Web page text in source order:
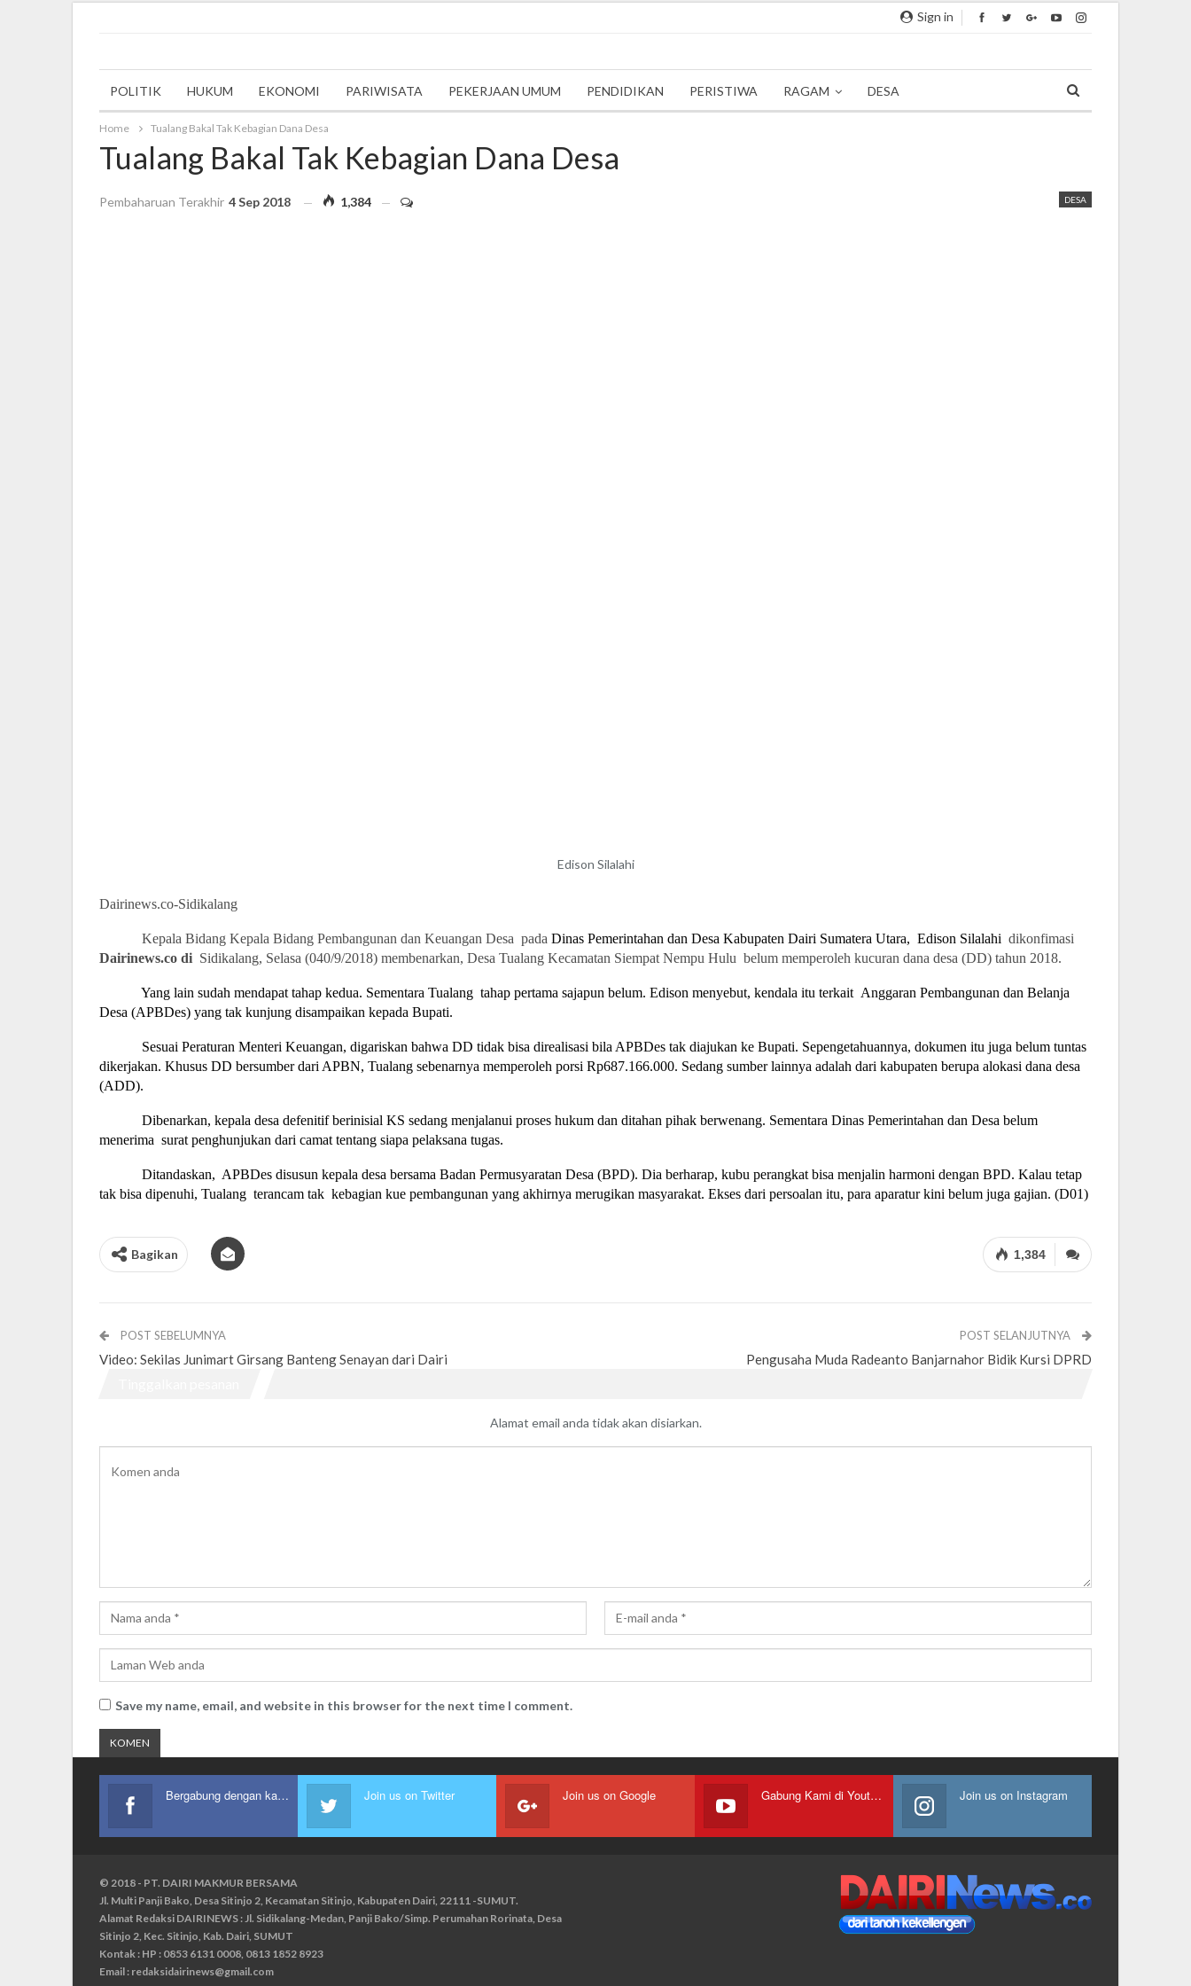
Sign in
POLITIK HUKUM EKONOMI PARIWISATA PEKERJAAN UMUM PENDIDIKAN PERISTIWA RAGAM DESA
Home Tualang Bakal Tak Kebagian Dana Desa
Tualang Bakal Tak Kebagian Dana Desa
DESA
Pembaharuan Terakhir 4 Sep 2018 1,384
Edison Silalahi
Dairinews.co-Sidikalang
Kepala Bidang Kepala Bidang Pembangunan dan Keuangan Desa pada Dinas Pemerintahan dan Desa Kabupaten Dairi Sumatera Utara, Edison Silalahi dikonfimasi
Dairinews.co di Sidikalang, Selasa (040/9/2018) membenarkan, Desa Tualang Kecamatan Siempat Nempu Hulu belum memperoleh kucuran dana desa (DD) tahun 2018.
Yang lain sudah mendapat tahap kedua. Sementara Tualang tahap pertama sajapun belum. Edison menyebut, kendala itu terkait Anggaran Pembangunan dan Belanja
Desa (APBDes) yang tak kunjung disampaikan kepada Bupati.
Sesuai Peraturan Menteri Keuangan, digariskan bahwa DD tidak bisa direalisasi bila APBDes tak diajukan ke Bupati. Sepengetahuannya, dokumen itu juga belum tuntas
dikerjakan. Khusus DD bersumber dari APBN, Tualang sebenarnya memperoleh porsi Rp687.166.000. Sedang sumber lainnya adalah dari kabupaten berupa alokasi dana desa
(ADD).
Dibenarkan, kepala desa defenitif berinisial KS sedang menjalanui proses hukum dan ditahan pihak berwenang. Sementara Dinas Pemerintahan dan Desa belum
menerima surat penghunjukan dari camat tentang siapa pelaksana tugas.
Ditandaskan, APBDes disusun kepala desa bersama Badan Permusyaratan Desa (BPD). Dia berharap, kubu perangkat bisa menjalin harmoni dengan BPD. Kalau tetap
tak bisa dipenuhi, Tualang terancam tak kebagian kue pembangunan yang akhirnya merugikan masyarakat. Ekses dari persoalan itu, para aparatur kini belum juga gajian. (D01)
1,384
Bagikan
POST SEBELUMNYA
Video: Sekilas Junimart Girsang Banteng Senayan dari Dairi
POST SELANJUTNYA
Pengusaha Muda Radeanto Banjarnahor Bidik Kursi DPRD
Alamat email anda tidak akan disiarkan.
Save my name, email, and website in this browser for the next time I comment.
Bergabung dengan kami Join us on Twitter Join us on Google Gabung Kami di Youtube Join us on Instagram
© 2018 - PT. DAIRI MAKMUR BERSAMA
Jl. Multi Panji Bako, Desa Sitinjo 2, Kecamatan Sitinjo, Kabupaten Dairi, 22111 -SUMUT.
Alamat Redaksi DAIRINEWS : Jl. Sidikalang-Medan, Panji Bako/Simp. Perumahan Rorinata, Desa
Sitinjo 2, Kec. Sitinjo, Kab. Dairi, SUMUT
Kontak : HP : 0853 6131 0008, 0813 1852 8923
Email : redaksidairinews@gmail.com